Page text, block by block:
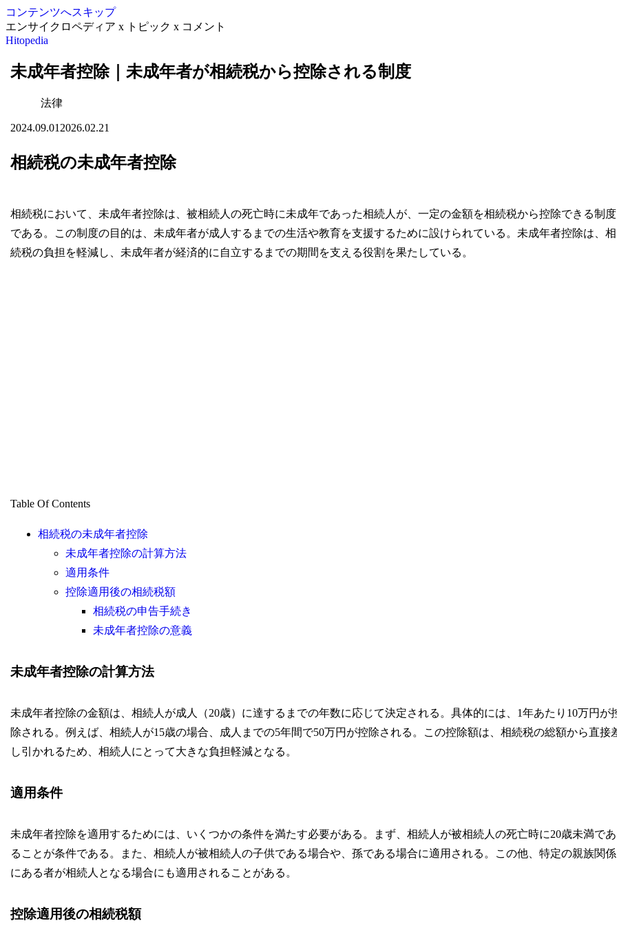
コンテンツへスキップ
エンサイクロペディア x トピック x コメント
Hitopedia
未成年者控除｜未成年者が相続税から控除される制度
法律
2024.09.01 2026.02.21
相続税の未成年者控除
相続税において、未成年者控除は、被相続人の死亡時に未成年であった相続人が、一定の金額を相続税から控除できる制度
である。この制度の目的は、未成年者が成人するまでの生活や教育を支援するために設けられている。未成年者控除は、相
続税の負担を軽減し、未成年者が経済的に自立するまでの期間を支える役割を果たしている。
Table Of Contents
相続税の未成年者控除
未成年者控除の計算方法
適用条件
控除適用後の相続税額
相続税の申告手続き
未成年者控除の意義
未成年者控除の計算方法
未成年者控除の金額は、相続人が成人（20歳）に達するまでの年数に応じて決定される。具体的には、1年あたり10万円が
除される。例えば、相続人が15歳の場合、成人までの5年間で50万円が控除される。この控除額は、相続税の総額から直接
し引かれるため、相続人にとって大きな負担軽減となる。
適用条件
未成年者控除を適用するためには、いくつかの条件を満たす必要がある。まず、相続人が被相続人の死亡時に20歳未満であ
ることが条件である。また、相続人が被相続人の子供である場合や、孫である場合に適用される。この他、特定の親族関係
にある者が相続人となる場合にも適用されることがある。
控除適用後の相続税額